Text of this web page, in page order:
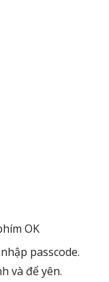
OK
passcode.
và để yên.